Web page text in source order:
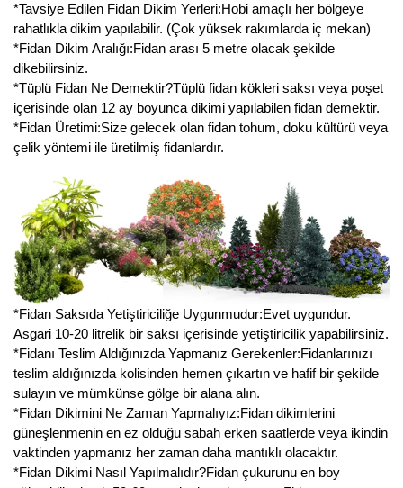
*Tavsiye Edilen Fidan Dikim Yerleri:Hobi amaçlı her bölgeye
rahatlıkla dikim yapılabilir. (Çok yüksek rakımlarda iç mekan)
*Fidan Dikim Aralığı:Fidan arası 5 metre olacak şekilde
dikebilirsiniz.
*Tüplü Fidan Ne Demektir?Tüplü fidan kökleri saksı veya poşet
içerisinde olan 12 ay boyunca dikimi yapılabilen fidan demektir.
*Fidan Üretimi:Size gelecek olan fidan tohum, doku kültürü veya
çelik yöntemi ile üretilmiş fidanlardır.
*Fidan Saksıda Yetiştiriciliğe Uygunmudur:Evet uygundur.
Asgari 10-20 litrelik bir saksı içerisinde yetiştiricilik yapabilirsiniz.
*Fidanı Teslim Aldığınızda Yapmanız Gerekenler:Fidanlarınızı
teslim aldığınızda kolisinden hemen çıkartın ve hafif bir şekilde
sulayın ve mümkünse gölge bir alana alın.
*Fidan Dikimini Ne Zaman Yapmalıyız:Fidan dikimlerini
güneşlenmenin en ez olduğu sabah erken saatlerde veya ikindin
vaktinden yapmanız her zaman daha mantıklı olacaktır.
*Fidan Dikimi Nasıl Yapılmalıdır?Fidan çukurunu en boy